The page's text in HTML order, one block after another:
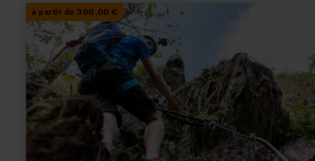
à partir de 300,00 €
en
savoir
plus
sur
:
Kletterkurs
für
individuelle
Gruppen
auf
dem
Burgenklettersteig